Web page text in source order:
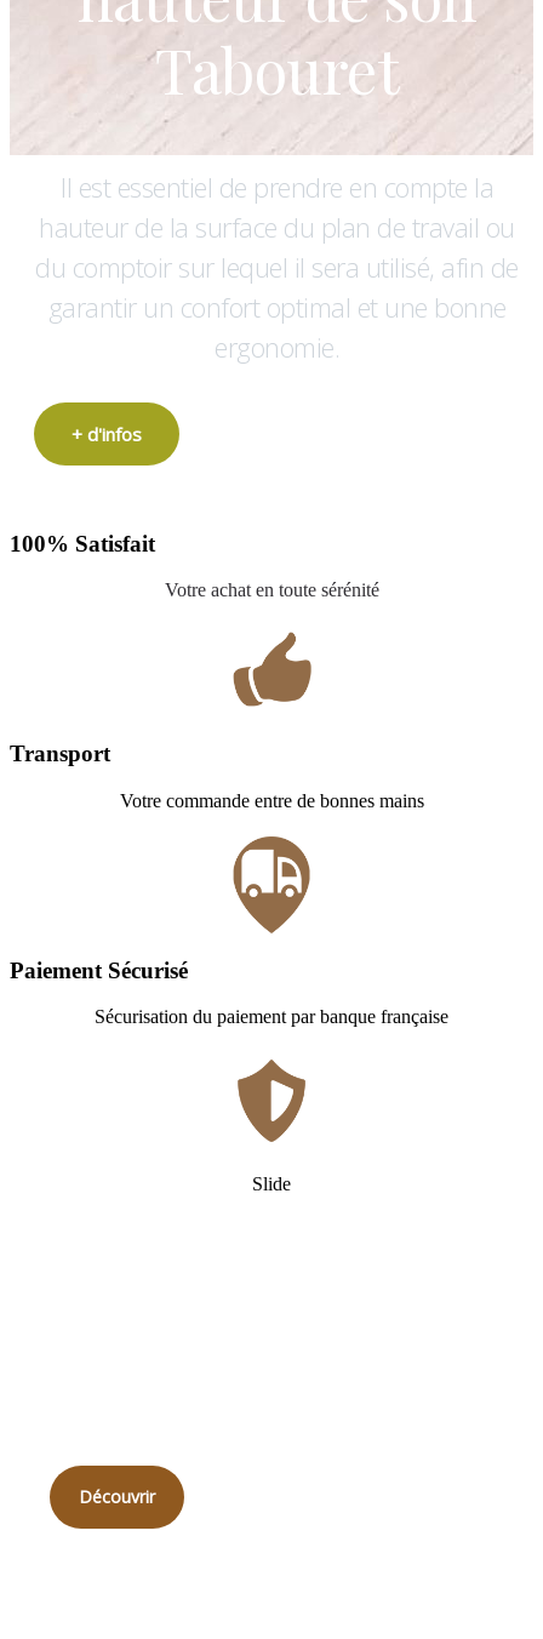
Tabouret
Il est essentiel de prendre en compte la
hauteur de la surface du plan de travail ou
du comptoir sur lequel il sera utilisé, afin de
garantir un confort optimal et une bonne
ergonomie.
+ d'infos
100% Satisfait
Votre achat en toute sérénité
Transport
Votre commande entre de bonnes mains
Paiement Sécurisé
Sécurisation du paiement par banque française
Slide
Découvrir